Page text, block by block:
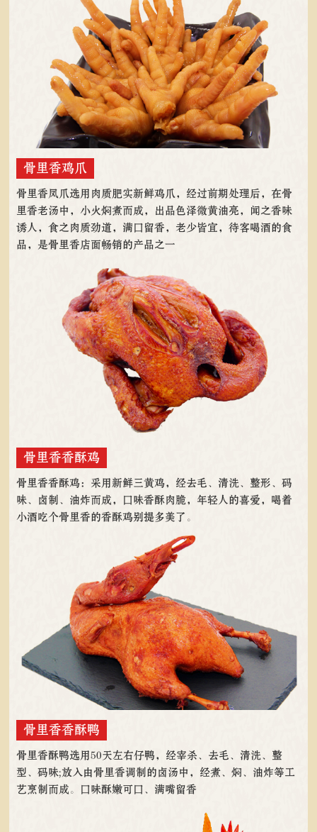
骨里香鸡爪
骨里香凤爪选用肉质肥实新鲜鸡爪，经过前期处理后，在骨
里香老汤中，小火焖煮而成，出品色泽微黄油亮，闻之香味
诱人，食之肉质劲道，满口留香，老少皆宜，待客喝酒的食
品，是骨里香店面畅销的产品之一
骨里香香酥鸡
骨里香香酥鸡：采用新鲜三黄鸡，经去毛、清洗、整形、码
味、卤制、油炸而成，口味香酥肉脆，年轻人的喜爱，喝着
小酒吃个骨里香的香酥鸡别提多美了。
骨里香香酥鸭
骨里香酥鸭选用50天左右仔鸭，经宰杀、去毛、清洗、整
型、码味;放入由骨里香调制的卤汤中，经煮、焖、油炸等工
艺烹制而成。口味酥嫩可口、满嘴留香